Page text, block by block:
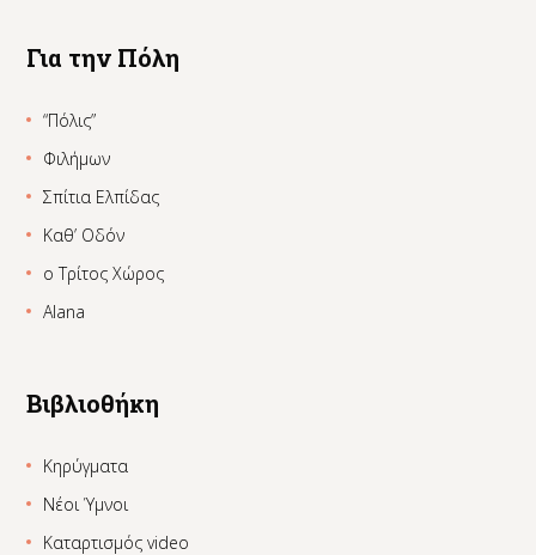
Για την Πόλη
“Πόλις”
Φιλήμων
Σπίτια Ελπίδας
Καθ’ Οδόν
ο Τρίτος Χώρος
Alana
Βιβλιοθήκη
Κηρύγματα
Νέοι Ύμνοι
Καταρτισμός video